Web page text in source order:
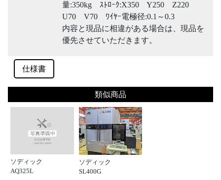
量:350kg ｽﾄﾛｰｸ:X350 Y250 Z220
U70 V70 ﾜｲﾔｰ電極径:0.1～0.3
内容と現品に相違がある場合は、現品を
優先させていただきます。
仕様書
類似商品
ソディック
AQ325L
ソディック
SL400G